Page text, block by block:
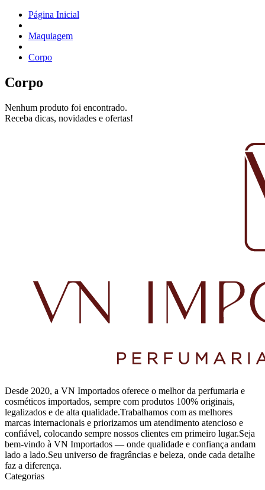
Página Inicial
Maquiagem
Corpo
Corpo
Nenhum produto foi encontrado.
Receba dicas, novidades e ofertas!
Desde 2020, a VN Importados oferece o melhor da perfumaria e
cosméticos importados, sempre com produtos 100% originais,
legalizados e de alta qualidade.Trabalhamos com as melhores
marcas internacionais e priorizamos um atendimento atencioso e
confiável, colocando sempre nossos clientes em primeiro lugar.Seja
bem-vindo à VN Importados — onde qualidade e confiança andam
lado a lado.Seu universo de fragrâncias e beleza, onde cada detalhe
faz a diferença.
Categorias